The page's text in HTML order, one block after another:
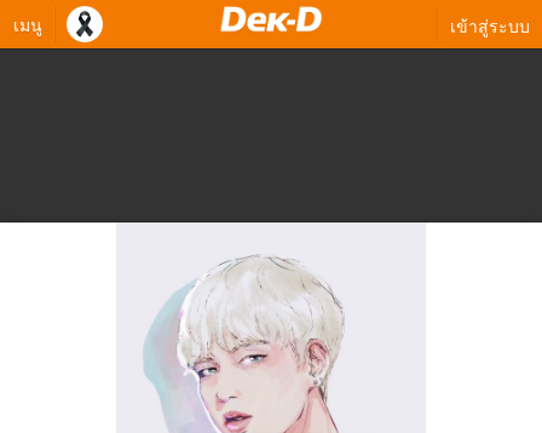
เมนู เข้าสู่ระบบ